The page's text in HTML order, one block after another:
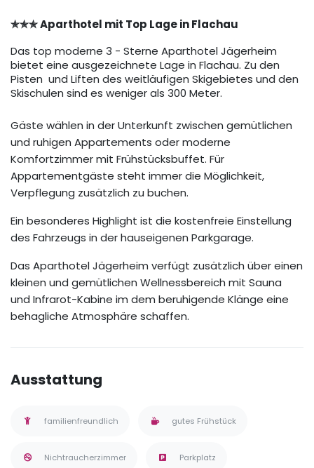
✯✯✯ Aparthotel mit Top Lage in Flachau
Das top moderne 3 - Sterne Aparthotel Jägerheim
bietet eine ausgezeichnete Lage in Flachau. Zu den
Pisten und Liften des weitläufigen Skigebietes und den
Skischulen sind es weniger als 300 Meter.
Gäste wählen in der Unterkunft zwischen gemütlichen
und ruhigen Appartements oder moderne
Komfortzimmer mit Frühstücksbuffet. Für
Appartementgäste steht immer die Möglichkeit,
Verpflegung zusätzlich zu buchen.
Ein besonderes Highlight ist die kostenfreie Einstellung
des Fahrzeugs in der hauseigenen Parkgarage.
Das Aparthotel Jägerheim verfügt zusätzlich über einen
kleinen und gemütlichen Wellnessbereich mit Sauna
und Infrarot-Kabine im dem beruhigende Klänge eine
behagliche Atmosphäre schaffen.
Ausstattung
familienfreundlich gutes Frühstück
Nichtraucherzimmer Parkplatz